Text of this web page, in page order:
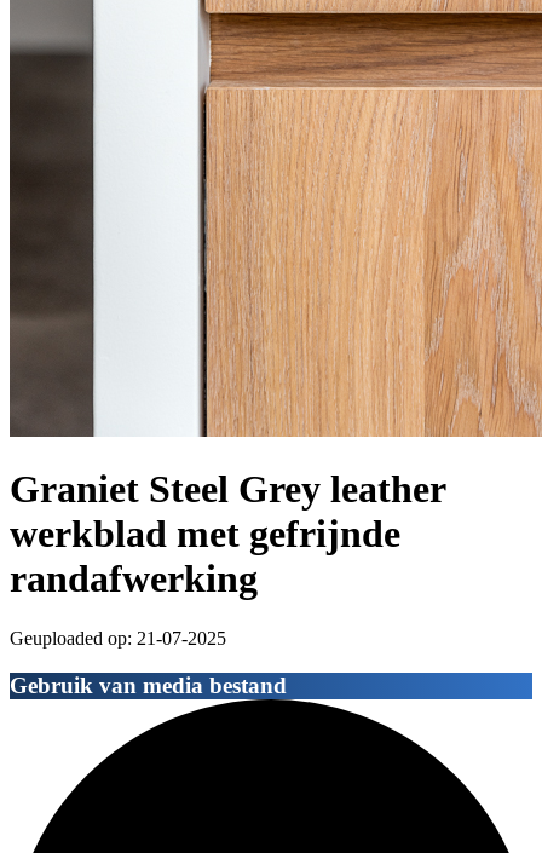
Graniet Steel Grey leather
werkblad met gefrijnde
randafwerking
Geuploaded op: 21-07-2025
Gebruik van media bestand